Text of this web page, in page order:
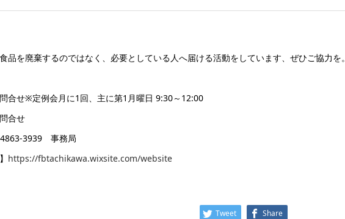
品を廃棄するのではなく、必要としている人へ届ける活動をしています、ぜひご協力を。
問合せ※定例会月に1回、主に第1月曜日 9:30～12:00
合せ
4863-3939 事務局
https://fbtachikawa.wixsite.com/website
Tweet Share